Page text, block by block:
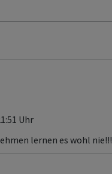
Uhr
lernen es wohl nie!!!